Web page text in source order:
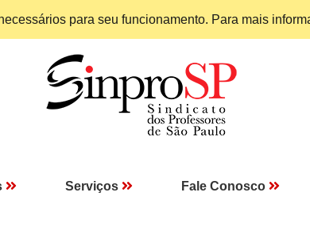
para seu funcionamento. Para mais
Serviços Fale Conosco